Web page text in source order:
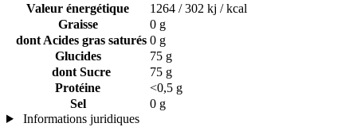
Valeur énergétique
1264 / 302 kj / kcal
Graisse
0 g
dont Acides gras saturés 0 g
Glucides
75 g
dont Sucre
75 g
Protéine
<0,5 g
Sel
0 g
Informations juridiques